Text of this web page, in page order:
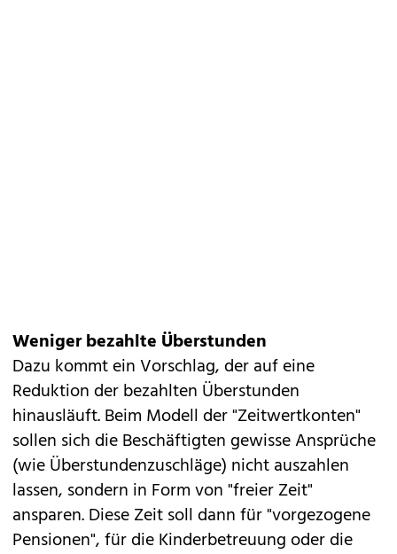
Weniger bezahlte Überstunden
Dazu kommt ein Vorschlag, der auf eine
Reduktion der bezahlten Überstunden
hinausläuft. Beim Modell der "Zeitwertkonten"
sollen sich die Beschäftigten gewisse Ansprüche
(wie Überstundenzuschläge) nicht auszahlen
lassen, sondern in Form von "freier Zeit"
ansparen. Diese Zeit soll dann für "vorgezogene
Pensionen", für die Kinderbetreuung oder die